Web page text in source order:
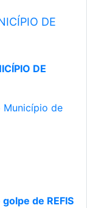
DE
DE
de
de REFIS